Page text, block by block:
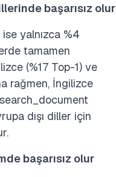
başarısız olur
yalnızca %4
tamamen
(%17 Top-1) ve
rağmen, İngilizce
dışı diller için
başarısız olur